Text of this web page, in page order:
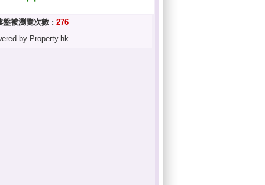
盤被瀏覽次數 : 276
by Property.hk